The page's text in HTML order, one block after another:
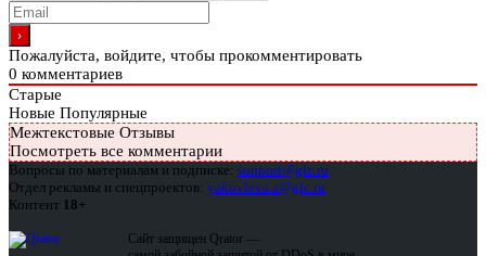
Пожалуйста, войдите, чтобы прокомментировать
0 комментариев
Старые
Новые Популярные
Межтекстовые Отзывы
Посмотреть все комментарии
Вопросы по материалам и подписке: support@glc.ru
Отдел рекламы и спецпроектов: yakovleva.a@glc.ru
Контент 18+
Сайт защищен Qrator —